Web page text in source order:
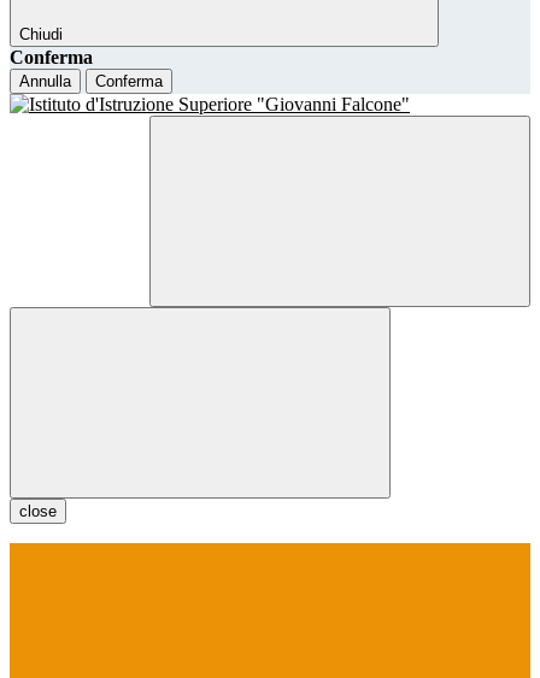
Chiudi
Conferma
Annulla Conferma
close